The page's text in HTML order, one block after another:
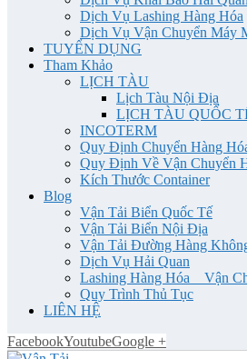
Dịch Vụ Lashing Hàng Hóa
Dịch Vụ Vận Chuyển Máy
TUYỂN DỤNG
Tham Khảo
LỊCH TÀU
Lịch Tàu Nội Địa
LỊCH TÀU QUỐC
INCOTERM
Quy Định Chuyển Hàng
Quy Định Về Vận Chuyển
Kích Thước Container
Blog
Vận Tải Biển Quốc Tế
Vận Tải Biển Nội Địa
Vận Tải Đường Hàng
Dịch Vụ Hải Quan
Lashing Hàng Hóa _ Vận
Quy Trình Thủ Tục
LIÊN HỆ
FacebookYoutubeGoogle +